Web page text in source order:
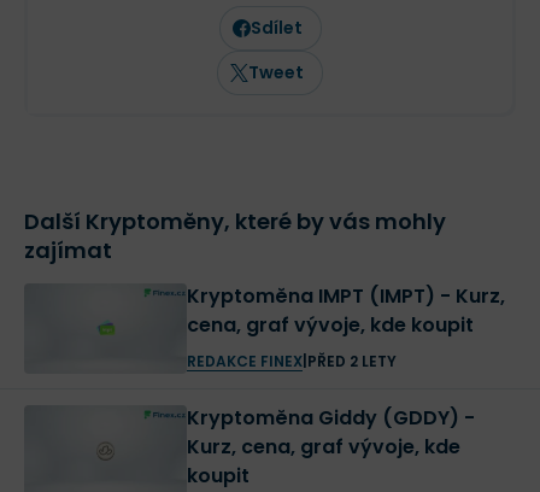
Sdílet
Tweet
Další Kryptoměny, které by vás mohly
zajímat
Kryptoměna IMPT (IMPT) - Kurz,
cena, graf vývoje, kde koupit
REDAKCE FINEX| PŘED 2 LETY
Kryptoměna Giddy (GDDY) -
Kurz, cena, graf vývoje, kde
koupit